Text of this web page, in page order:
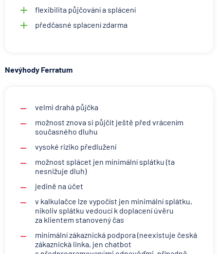
flexibilita půjčování a splácení
předčasné splacení zdarma
Nevýhody Ferratum
velmi drahá půjčka
možnost znova si půjčit ještě před vrácením
současného dluhu
vysoké riziko předlužení
možnost splácet jen minimální splátku (ta
nesnižuje dluh)
jedině na účet
v kalkulačce lze vypočíst jen minimální splátku,
nikoliv splátku vedoucí k doplacení úvěru
za klientem stanovený čas
minimální zákaznická podpora (neexistuje česká
zákaznická linka, jen chatbot